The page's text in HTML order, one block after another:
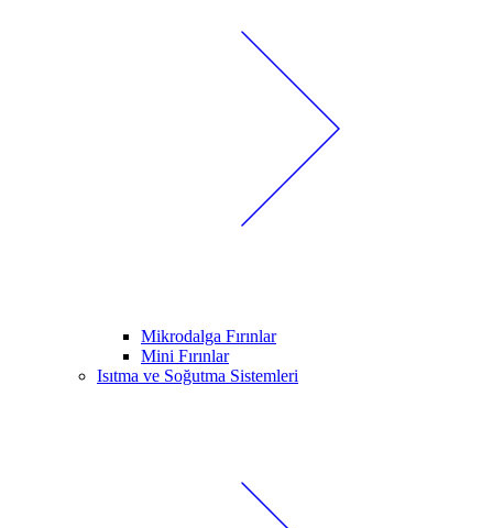
Mikrodalga Fırınlar
Mini Fırınlar
Isıtma ve Soğutma Sistemleri